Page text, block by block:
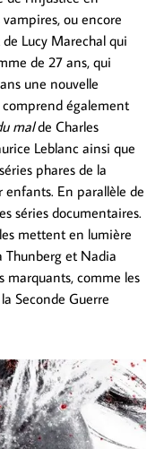
ou encore
Lucy Marechal qui
de 27 ans, qui
une nouvelle
comprend également
malde Charles
Leblanc ainsi que
phares de la
En parallèle de
séries documentaires.
mettent en lumière
Thunberg et Nadia
marquants, comme les
Seconde Guerre